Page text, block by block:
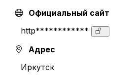
Официальный сайт
http************
Адрес
Иркутск